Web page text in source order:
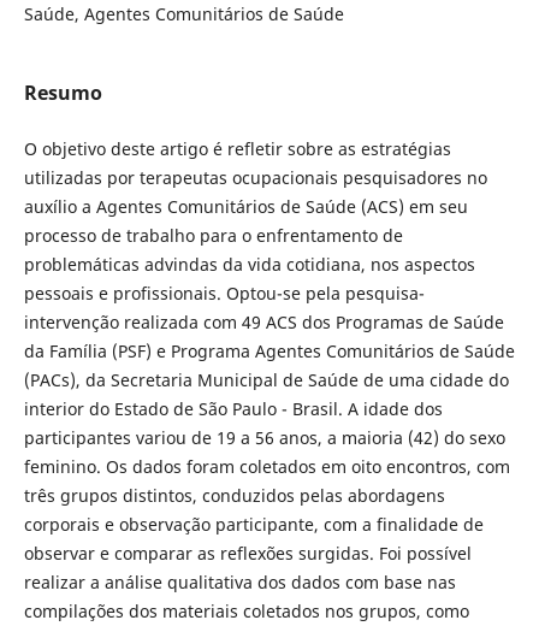
Saúde, Agentes Comunitários de Saúde
Resumo
O objetivo deste artigo é refletir sobre as estratégias
utilizadas por terapeutas ocupacionais pesquisadores no
auxílio a Agentes Comunitários de Saúde (ACS) em seu
processo de trabalho para o enfrentamento de
problemáticas advindas da vida cotidiana, nos aspectos
pessoais e profissionais. Optou-se pela pesquisa-
intervenção realizada com 49 ACS dos Programas de Saúde
da Família (PSF) e Programa Agentes Comunitários de Saúde
(PACs), da Secretaria Municipal de Saúde de uma cidade do
interior do Estado de São Paulo - Brasil. A idade dos
participantes variou de 19 a 56 anos, a maioria (42) do sexo
feminino. Os dados foram coletados em oito encontros, com
três grupos distintos, conduzidos pelas abordagens
corporais e observação participante, com a finalidade de
observar e comparar as reflexões surgidas. Foi possível
realizar a análise qualitativa dos dados com base nas
compilações dos materiais coletados nos grupos, como